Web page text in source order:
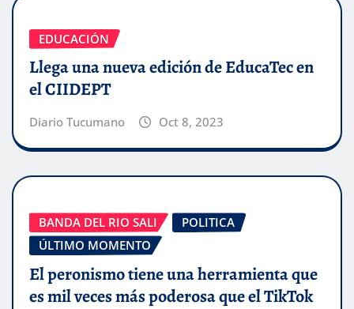
EDUCACIÓN
Llega una nueva edición de EducaTec en
el CIIDEPT
Diario Tucumano Oct 8, 2023
BANDA DEL RIO SALI
POLITICA
ÚLTIMO MOMENTO
El peronismo tiene una herramienta que
es mil veces más poderosa que el TikTok